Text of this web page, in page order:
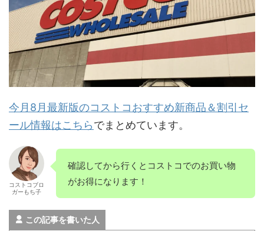
今月8月最新版のコストコおすすめ新商品＆割引セ
ール情報はこちらでまとめています。
コストコブロ
ガーもち子
確認してから行くとコストコでのお買い物
がお得になります！
この記事を書いた人